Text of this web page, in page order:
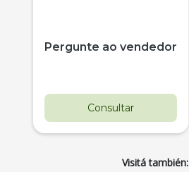
Pergunte ao vendedor
Consultar
Visitá también: